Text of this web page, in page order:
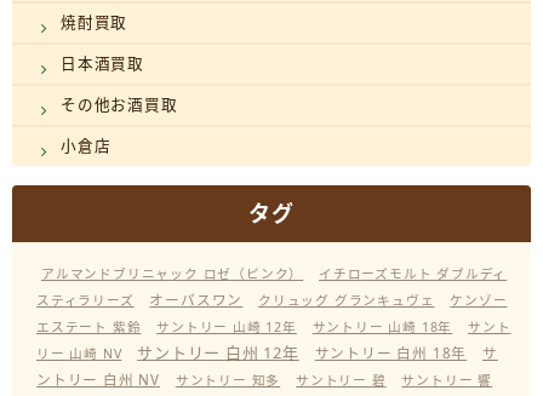
焼酎買取
日本酒買取
その他お酒買取
小倉店
タグ
アルマンドブリニャック ロゼ（ピンク）
イチローズモルト ダブルディ
スティラリーズ
オーパスワン クリュッグ グランキュヴェ
ケンゾー
エステート 紫鈴
サントリー 山崎 12年 サントリー 山崎 18年
サント
リー 山崎 NV
サントリー 白州 12年 サントリー 白州 18年
サ
ントリー 白州 NV
サントリー 知多 サントリー 碧
サントリー 響